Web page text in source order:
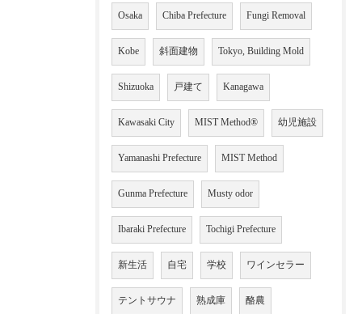
Osaka Chiba Prefecture Fungi Removal
Kobe 斜面建物 Tokyo, Building Mold
Shizuoka 戸建て Kanagawa
Kawasaki City MIST Method® 幼児施設
Yamanashi Prefecture MIST Method
Gunma Prefecture Musty odor
Ibaraki Prefecture Tochigi Prefecture
新生活 自宅 学校 ワインセラー
テントサウナ 熟成庫 酪農